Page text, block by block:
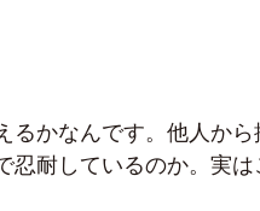
るかなんです。他人か
忍耐しているのか。実